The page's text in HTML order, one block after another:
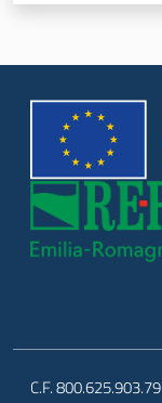
Argomenti
Novità
Servizi
Leggi Atti Bandi
C.F. 800.625.903.79